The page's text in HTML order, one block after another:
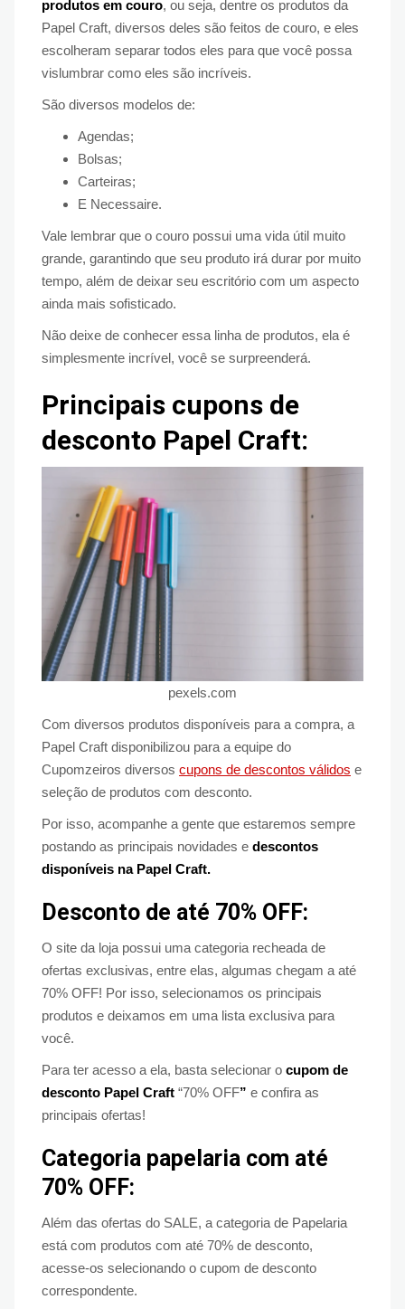
produtos em couro, ou seja, dentre os produtos da
Papel Craft, diversos deles são feitos de couro, e eles
escolheram separar todos eles para que você possa
vislumbrar como eles são incríveis.
São diversos modelos de:
Agendas;
Bolsas;
Carteiras;
E Necessaire.
Vale lembrar que o couro possui uma vida útil muito
grande, garantindo que seu produto irá durar por muito
tempo, além de deixar seu escritório com um aspecto
ainda mais sofisticado.
Não deixe de conhecer essa linha de produtos, ela é
simplesmente incrível, você se surpreenderá.
Principais cupons de
desconto Papel Craft:
pexels.com
Com diversos produtos disponíveis para a compra, a
Papel Craft disponibilizou para a equipe do
Cupomzeiros diversos cupons de descontos válidos e
seleção de produtos com desconto.
Por isso, acompanhe a gente que estaremos sempre
postando as principais novidades e descontos
disponíveis na Papel Craft.
Desconto de até 70% OFF:
O site da loja possui uma categoria recheada de
ofertas exclusivas, entre elas, algumas chegam a até
70% OFF! Por isso, selecionamos os principais
produtos e deixamos em uma lista exclusiva para
você.
Para ter acesso a ela, basta selecionar o cupom de
desconto Papel Craft “70% OFF” e confira as
principais ofertas!
Categoria papelaria com até
70% OFF:
Além das ofertas do SALE, a categoria de Papelaria
está com produtos com até 70% de desconto,
acesse-os selecionando o cupom de desconto
correspondente.